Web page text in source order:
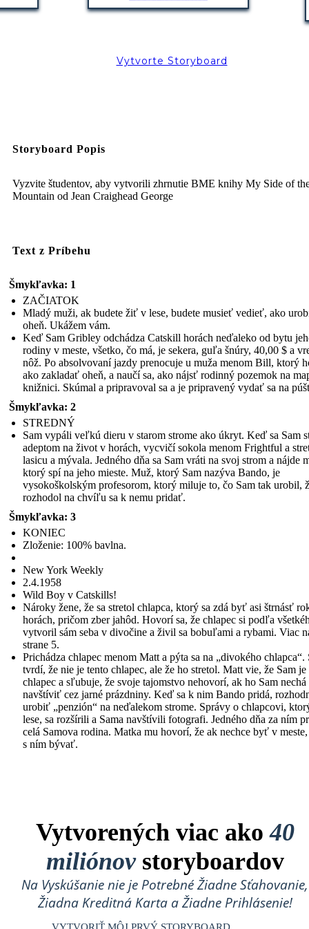
Vytvorte Storyboard
Storyboard Popis
Vyzvite študentov, aby vytvorili zhrnutie BME knihy My Side of
Mountain od Jean Craighead George
Text z Príbehu
Šmykľavka: 1
ZAČIATOK
Mladý muži, ak budete žiť v lese, budete musieť vedieť, ako
oheň. Ukážem vám.
Keď Sam Gribley odchádza Catskill horách neďaleko od bytu
rodiny v meste, všetko, čo má, je sekera, guľa šnúry, 40,00 $ a
nôž. Po absolvovaní jazdy prenocuje u muža menom Bill, ktorý
ako zakladať oheň, a naučí sa, ako nájsť rodinný pozemok na
knižnici. Skúmal a pripravoval sa a je pripravený vydať sa na
Šmykľavka: 2
STREDNÝ
Sam vypáli veľkú dieru v starom strome ako úkryt. Keď sa Sam
adeptom na život v horách, vycvičí sokola menom Frightful a
lasicu a mývala. Jedného dňa sa Sam vráti na svoj strom a nájde
ktorý spí na jeho mieste. Muž, ktorý Sam nazýva Bando, je
vysokoškolským profesorom, ktorý miluje to, čo Sam tak urobil,
rozhodol na chvíľu sa k nemu pridať.
Šmykľavka: 3
KONIEC
Zloženie: 100% bavlna.
New York Weekly
2.4.1958
Wild Boy v Catskills!
Nároky žene, že sa stretol chlapca, ktorý sa zdá byť asi štrnásť
horách, pričom zber jahôd. Hovorí sa, že chlapec si podľa
vytvoril sám seba v divočine a živil sa bobuľami a rybami. Viac
strane 5.
Prichádza chlapec menom Matt a pýta sa na „divokého chlapca“.
tvrdí, že nie je tento chlapec, ale že ho stretol. Matt vie, že Sam je
chlapec a sľubuje, že svoje tajomstvo nehovorí, ak ho Sam nechá
navštíviť cez jarné prázdniny. Keď sa k nim Bando pridá,
urobiť „penzión“ na neďalekom strome. Správy o chlapcovi,
lese, sa rozšírili a Sama navštívili fotografi. Jedného dňa za ním
celá Samova rodina. Matka mu hovorí, že ak nechce byť v
s ním bývať.
Vytvorených viac ako40
miliónovstoryboardov
Na Vyskúšanie nie je Potrebné Žiadne Sťahovanie,
Žiadna Kreditná Karta a Žiadne Prihlásenie!